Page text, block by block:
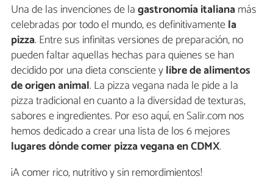
Una de las invenciones de lagastronomía italianamás
celebradas por todo el mundo, es definitivamentela
pizza. Entre sus infinitas versiones de preparación, no
pueden faltar aquellas hechas para quienes se han
decidido por una dieta consciente ylibre de alimentos
de origen animal. La pizza vegana nada le pide a la
pizza tradicional en cuanto a la diversidad de texturas,
sabores e ingredientes. Por eso aquí, en Salir.com nos
hemos dedicado a crear una lista de los 6 mejores
lugares dónde comer pizza vegana en CDMX.
¡A comer rico, nutritivo y sin remordimientos!